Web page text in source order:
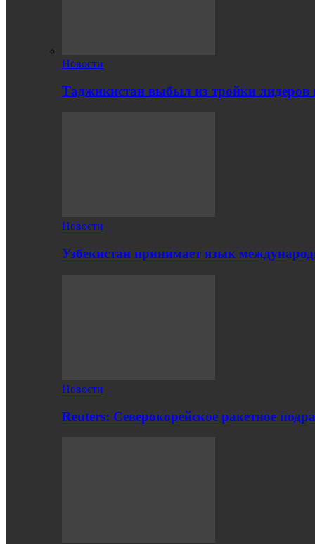
Новости
Таджикистан выбыл из тройки лидеров
Новости
Узбекистан принимает язык
Новости
Reuters: Северокорейское ракетное